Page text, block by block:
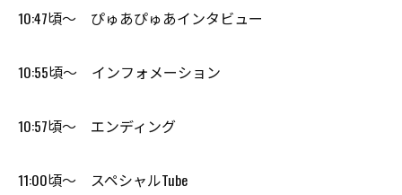
10:47頃～ ぴゅあぴゅあインタビュー
10:55頃～ インフォメーション
10:57頃～ エンディング
11:00頃～ スペシャルTube